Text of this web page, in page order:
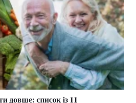
довше: список із 11